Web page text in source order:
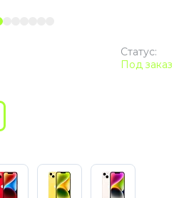
Статус:
Под заказ